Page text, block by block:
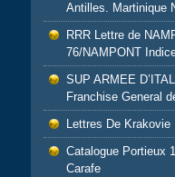
Antilles. Martinique
RRR Lettre de
76/NAMPONT
SUP ARMEE
Franchise General
Lettres De Krakovie
Catalogue Portieux
Carafe